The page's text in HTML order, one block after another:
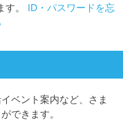
す。 ID・パスワードを忘
ベント案内など、さま
できます。